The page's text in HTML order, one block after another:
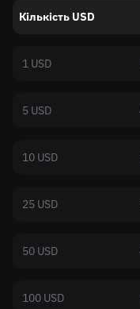
Кількість USD
1 USD
5 USD
10 USD
25 USD
50 USD
100 USD